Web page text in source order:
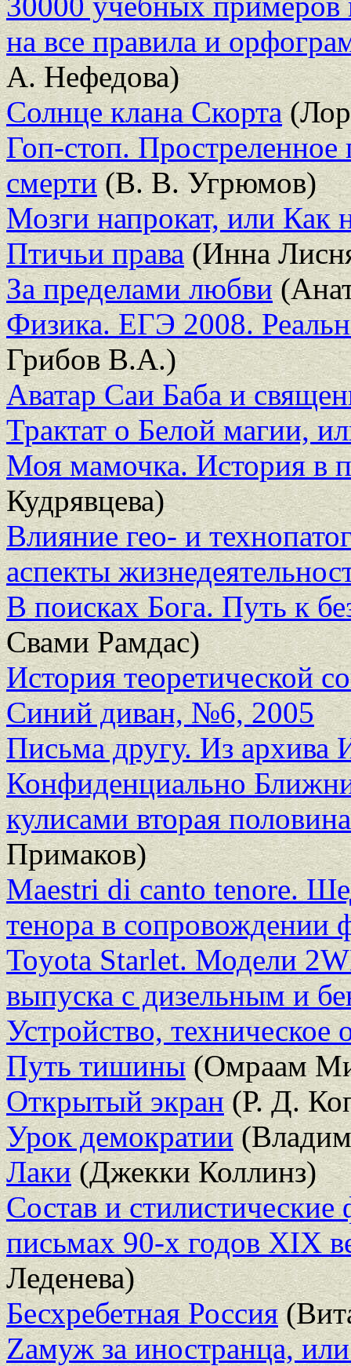
на все правила и
А. Нефедова)
Солнце клана Скорта
Гоп-стоп.
смерти(В. В. Угрюмов)
Мозги напрокат, или Как
Птичьи права(Инна
За пределами любви
Физика. ЕГЭ 2008.
Грибов В.А.)
Аватар Саи Баба и
Трактат о Белой магии,
Моя мамочка. История в
Кудрявцева)
Влияние гео- и
аспекты
В поисках Бога. Путь к
Свами Рамдас)
История теоретической
Синий диван, №6, 2005
Письма другу. Из
Конфиденциально
кулисами вторая
Примаков)
Maestri di canto tenore.
тенора в сопровождении
Toyota Starlet. Модели
выпуска с дизельным и
Устройство, техническое
Путь тишины(Омраам
Открытый экран(Р. Д.
Урок демократии
Лаки(Джекки Коллинз)
Состав и стилистические
письмах 90-х годов XIX
Леденева)
Бесхребетная Россия
Zамуж за иностранца,